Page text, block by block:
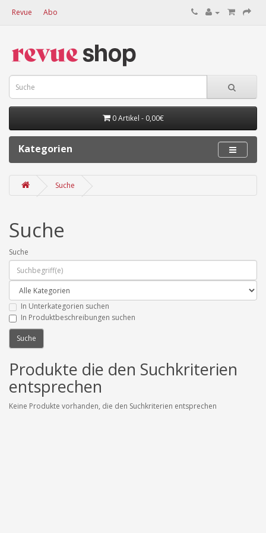
Revue Abo
0 Artikel - 0,00€
Kategorien
Suche
Suche
Suche
In Unterkategorien suchen
In Produktbeschreibungen suchen
Produkte die den Suchkriterien
entsprechen
Keine Produkte vorhanden, die den Suchkriterien entsprechen